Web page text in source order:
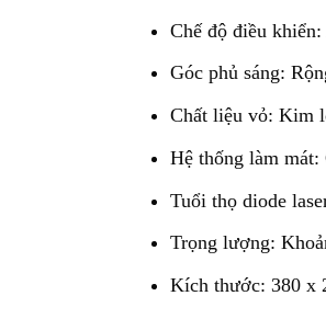
Chế độ điều
Góc phủ sáng:
Chất liệu vỏ: Kim
Hệ thống làm mát:
Tuổi thọ diode
Trọng lượng:
Kích thước: 380 x